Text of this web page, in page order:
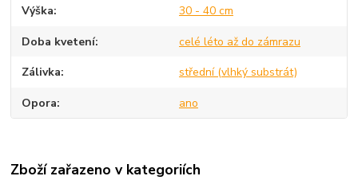
Výška 30 - 40 cm
Doba kvetení celé léto až do zámrazu
Zálivka střední (vlhký substrát)
Opora ano
Zboží zařazeno v kategoriích